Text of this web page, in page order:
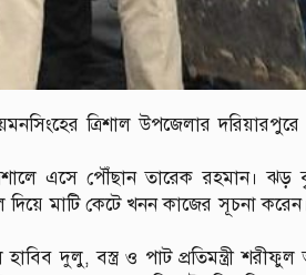
ত্রিশাল উপজেলার
এসে পৌঁছান তারেক রহমান। ঝড়
মাটি কেটে খনন কাজের সূচনা
হাবিব দুলু, বস্ত্র ও পাট প্রতিমন্ত্রী